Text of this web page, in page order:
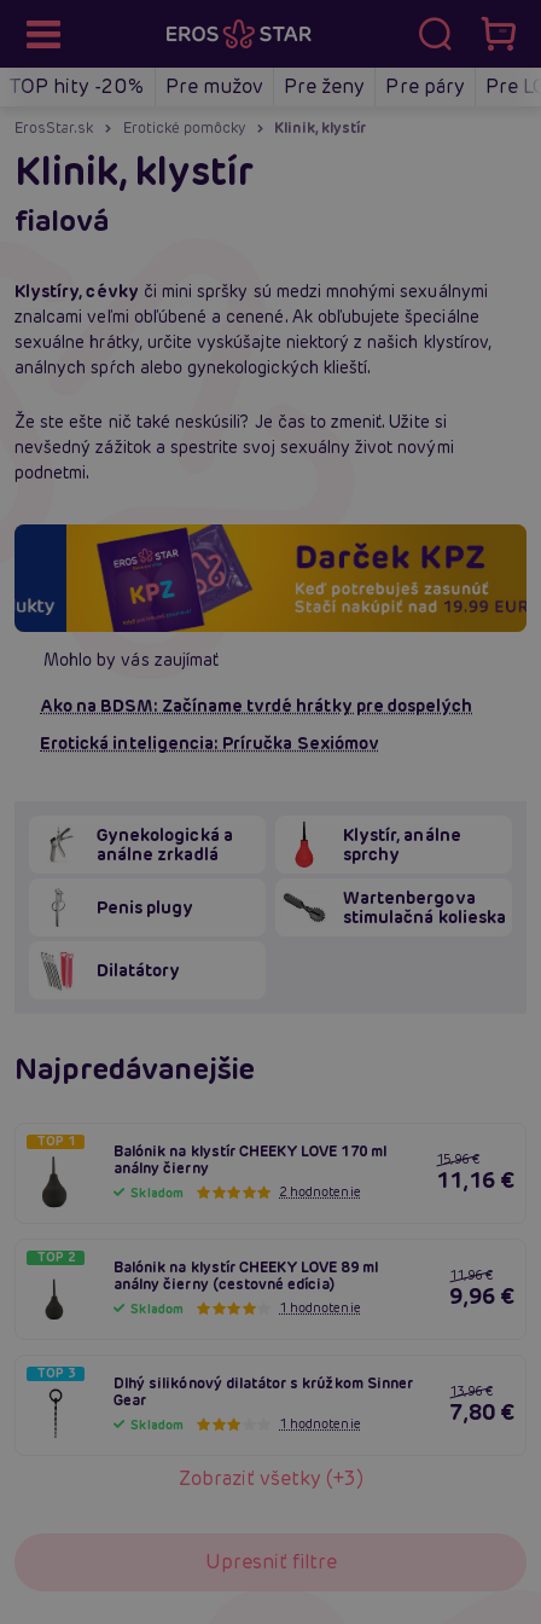
TOP hity -20% Pre mužov Pre ženy Pre páry Pre
ErosStar.sk Erotické pomôcky Klinik, klystír
Klinik, klystír
fialová
Klystíry, cévky či mini spršky sú medzi mnohými sexuálnymi
znalcami veľmi obľúbené a cenené. Ak obľubujete špeciálne
sexuálne hrátky, určite vyskúšajte niektorý z našich klystírov,
análnych spŕch alebo gynekologických klieští.
Že ste ešte nič také neskúsili? Je čas to zmeniť. Užite si
nevšedný zážitok a spestrite svoj sexuálny život novými
podnetmi.
Mohlo by vás zaujímať
Ako na BDSM: Začíname tvrdé hrátky pre dospelých
Erotická inteligencia: Príručka Sexiómov
Gynekologická a
análne zrkadlá
Klystír, análne
sprchy
Penis plugy
Wartenbergova
stimulačná kolieska
Dilatátory
Najpredávanejšie
TOP 1
Balónik na klystír CHEEKY LOVE 170 ml
análny čierny
Skladom 2 hodnotenie
15,96 €
11,16 €
TOP 2
Balónik na klystír CHEEKY LOVE 89 ml
análny čierny (cestovné edícia)
Skladom 1 hodnotenie
11,96 €
9,96 €
TOP 3
Dlhý silikónový dilatátor s krúžkom Sinner
Gear
Skladom 1 hodnotenie
13,96 €
7,80 €
Zobraziť všetky (+3)
Upresniť filtre